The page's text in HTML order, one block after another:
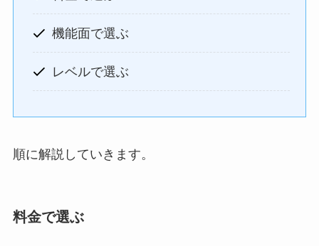
機能面で選ぶ
レベルで選ぶ
順に解説していきます。
料金で選ぶ